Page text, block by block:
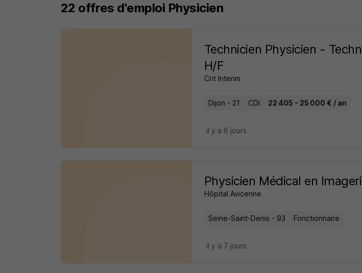
22 offres d'emploi Physicien
Technicien Physicien -
H/F
Crit Interim
Dijon - 21 CDI 22 405 - 25 000 € / an
il y a 6 jours
Physicien Médical en
Hôpital Avicenne
Seine-Saint-Denis - 93 Fonctionnaire
il y a 7 jours